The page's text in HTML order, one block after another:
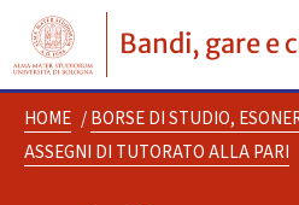
Bandi, gare e
HOME / BORSE DI STUDIO,
ASSEGNI DI TUTORATO ALLA PARI